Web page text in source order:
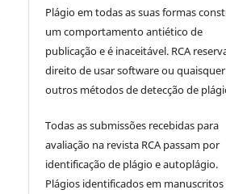
Plágio em todas as suas formas
um comportamento antiético de
publicação e é inaceitável. RCA
direito de usar software ou quaisquer
outros métodos de detecção de
Todas as submissões recebidas para
avaliação na revista RCA passam por
identificação de plágio e autoplágio.
Plágios identificados em manuscritos